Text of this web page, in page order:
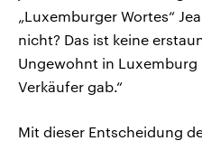
„Luxemburger Wortes“
nicht? Das ist keine
Ungewohnt in Luxemburg
Verkäufer gab.“
Mit dieser Entscheidung